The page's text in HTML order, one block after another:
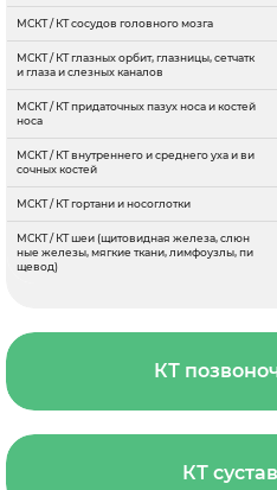
МСКТ / КТ сосудов головного мозга
МСКТ / КТ глазных орбит, глазницы, сетчатк
и глаза и слезных каналов
МСКТ / КТ придаточных пазух носа и костей
носа
МСКТ / КТ внутреннего и среднего уха и ви
сочных костей
МСКТ / КТ гортани и носоглотки
МСКТ / КТ шеи (щитовидная железа, слюн
ные железы, мягкие ткани, лимфоузлы, пи
щевод)
КТ
КТ